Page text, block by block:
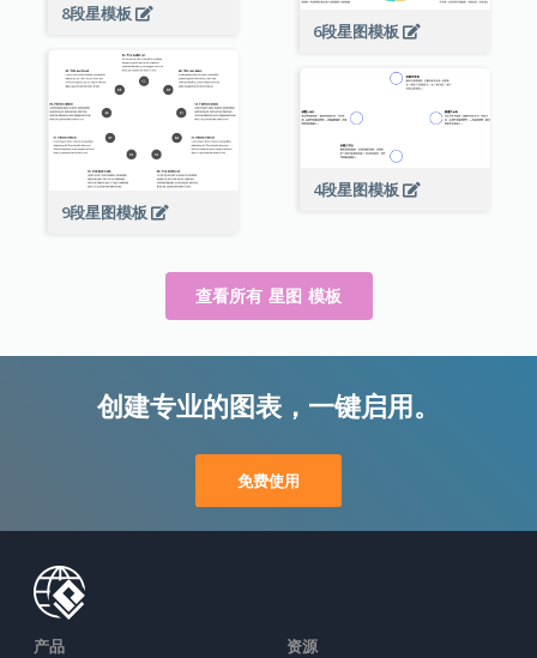
8段星模板
6段星图模板
9段星图模板
4段星图模板
查看所有 星图 模板
创建专业的图表，一键启用。
免费使用
产品 资源